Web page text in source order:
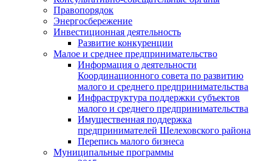
Правопорядок
Энергосбережение
Инвестиционная деятельность
Развитие конкуренции
Малое и среднее предпринимательство
Информация о деятельности
Координационного совета по развитию
малого и среднего предпринимательства
Инфраструктура поддержки субъектов
малого и среднего предпринимательства
Имущественная поддержка
предпринимателей Шелеховского района
Перепись малого бизнеса
Муниципальные программы